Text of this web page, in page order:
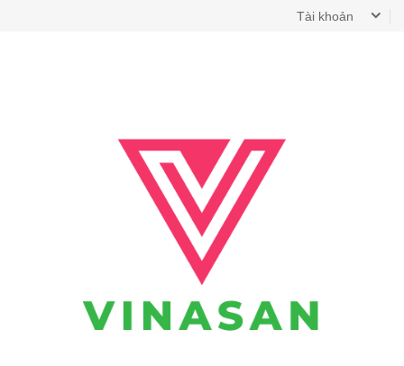
Tài khoản